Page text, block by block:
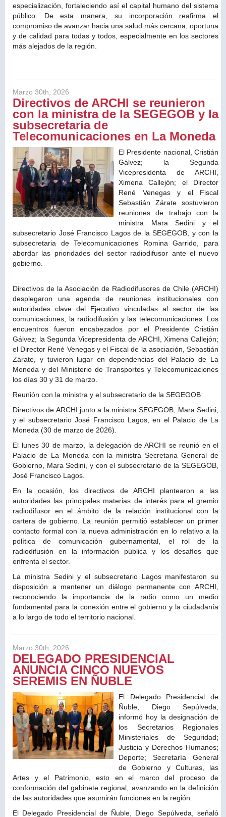
especialización, fortaleciendo así el capital humano del sistema
público. De esta manera, su incorporación reafirma el
compromiso de avanzar hacia una salud más cercana, oportuna
y de calidad para todas y todos, especialmente en los sectores
más alejados de la región.
Marzo 30th, 2026
Directivos de ARCHI se reunieron
con la ministra de la SEGEGOB y la
subsecretaria de
Telecomunicaciones en La Moneda
El Presidente nacional, Cristián
Gálvez; la Segunda
Vicepresidenta de ARCHI,
Ximena Callejón; el Director
René Venegas y el Fiscal
Sebastián Zárate sostuvieron
reuniones de trabajo con la
ministra Mara Sedini y el
subsecretario José Francisco Lagos de la SEGEGOB, y con la
subsecretaria de Telecomunicaciones Romina Garrido, para
abordar las prioridades del sector radiodifusor ante el nuevo
gobierno.
Directivos de la Asociación de Radiodifusores de Chile (ARCHI)
desplegaron una agenda de reuniones institucionales con
autoridades clave del Ejecutivo vinculadas al sector de las
comunicaciones, la radiodifusión y las telecomunicaciones. Los
encuentros fueron encabezados por el Presidente Cristián
Gálvez; la Segunda Vicepresidenta de ARCHI, Ximena Callejón;
el Director René Venegas y el Fiscal de la asociación, Sebastián
Zárate, y tuvieron lugar en dependencias del Palacio de La
Moneda y del Ministerio de Transportes y Telecomunicaciones
los días 30 y 31 de marzo.
Reunión con la ministra y el subsecretario de la SEGEGOB
Directivos de ARCHI junto a la ministra SEGEGOB, Mara Sedini,
y el subsecretario José Francisco Lagos, en el Palacio de La
Moneda (30 de marzo de 2026).
El lunes 30 de marzo, la delegación de ARCHI se reunió en el
Palacio de La Moneda con la ministra Secretaria General de
Gobierno, Mara Sedini, y con el subsecretario de la SEGEGOB,
José Francisco Lagos.
En la ocasión, los directivos de ARCHI plantearon a las
autoridades las principales materias de interés para el gremio
radiodifusor en el ámbito de la relación institucional con la
cartera de gobierno. La reunión permitió establecer un primer
contacto formal con la nueva administración en lo relativo a la
política de comunicación gubernamental, el rol de la
radiodifusión en la información pública y los desafíos que
enfrenta el sector.
La ministra Sedini y el subsecretario Lagos manifestaron su
disposición a mantener un diálogo permanente con ARCHI,
reconociendo la importancia de la radio como un medio
fundamental para la conexión entre el gobierno y la ciudadanía
a lo largo de todo el territorio nacional.
Marzo 30th, 2026
DELEGADO PRESIDENCIAL
ANUNCIA CINCO NUEVOS
SEREMIS EN ÑUBLE
El Delegado Presidencial de
Ñuble, Diego Sepúlveda,
informó hoy la designación de
los Secretarios Regionales
Ministeriales de Seguridad;
Justicia y Derechos Humanos;
Deporte; Secretaría General
de Gobierno y Culturas, las
Artes y el Patrimonio, esto en el marco del proceso de
conformación del gabinete regional, avanzando en la definición
de las autoridades que asumirán funciones en la región.
El Delegado Presidencial de Ñuble, Diego Sepúlveda, señaló